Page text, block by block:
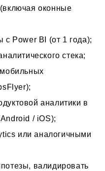
оконные
с Power BI (от 1 года);
стека;
аналитики в
/ iOS);
или аналогичными
валидировать